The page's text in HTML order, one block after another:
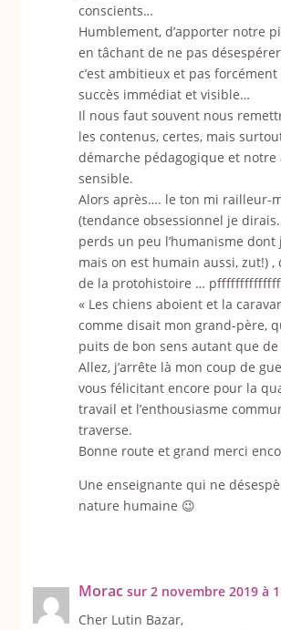
conscients…
Humblement, d’apporter notre
en tâchant de ne pas
c’est ambitieux et pas
succès immédiat et visible…
Il nous faut souvent nous
les contenus, certes, mais
démarche pédagogique et notre
sensible.
Alors après…. le ton mi railleur-
(tendance obsessionnel je
perds un peu l’humanisme dont
mais on est humain aussi, zut!) ,
de la protohistoire …
« Les chiens aboient et la
comme disait mon grand-père,
puits de bon sens autant que de
Allez, j’arrête là mon coup de
vous félicitant encore pour la
travail et l’enthousiasme
traverse.
Bonne route et grand merci
Une enseignante qui ne
nature humaine 😉
Morac sur 2 novembre 2019 à
Cher Lutin Bazar,